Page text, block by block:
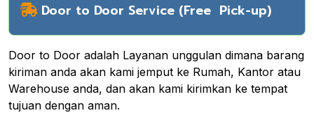
Door to Door Service (Free Pick-up)
Door to Door adalah Layanan unggulan dimana barang
kiriman anda akan kami jemput ke Rumah, Kantor atau
Warehouse anda, dan akan kami kirimkan ke tempat
tujuan dengan aman.